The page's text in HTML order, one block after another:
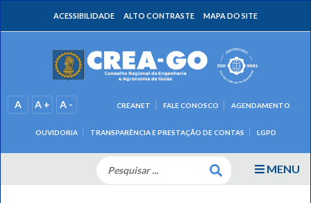
ACESSIBILIDADE ALTO CONTRASTE MAPA DO SITE
A A + A -
OUVIDORIA TRANSPARÊNCIA E PRESTAÇÃO DE CONTAS LGPD
CREANET FALE CONOSCO AGENDAMENTO
MENU